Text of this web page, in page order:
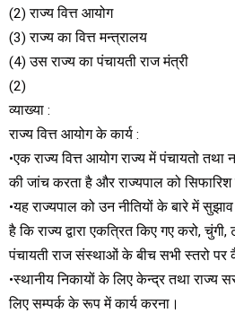
(2) राज्य वित्त आयोग
(3) राज्य का वित्त मन्त्रालय
(4) उस राज्य का पंचायती राज मंत्री
(2)
व्याख्या :
राज्य वित्त आयोग के कार्य :
•एक राज्य वित्त आयोग राज्य में पंचायतो तथा
की जांच करता है और राज्यपाल को
•यह राज्यपाल को उन नीतियों के बारे में
है कि राज्य द्वारा एकत्रित किए गए करो,
पंचायती राज संस्थाओं के बीच सभी स्तरो पर
•स्थानीय निकायों के लिए केन्द्र तथा राज्य
लिए सम्पर्क के रूप में कार्य करना।